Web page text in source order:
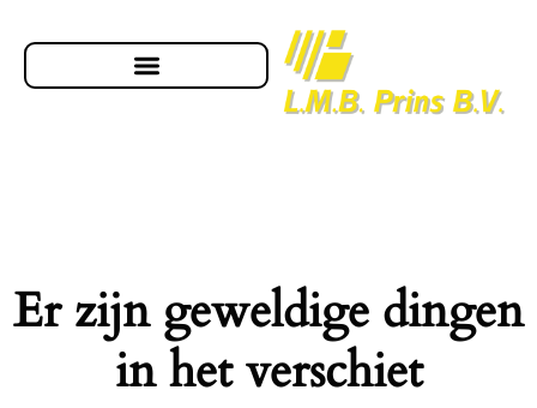
Er zijn geweldige dingen
in het verschiet